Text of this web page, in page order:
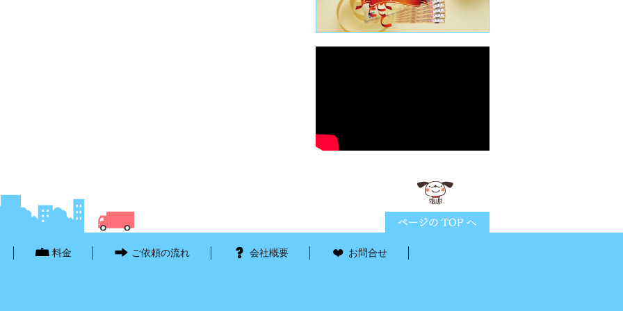
料金 ご依頼の流れ 会社概要 お問合せ